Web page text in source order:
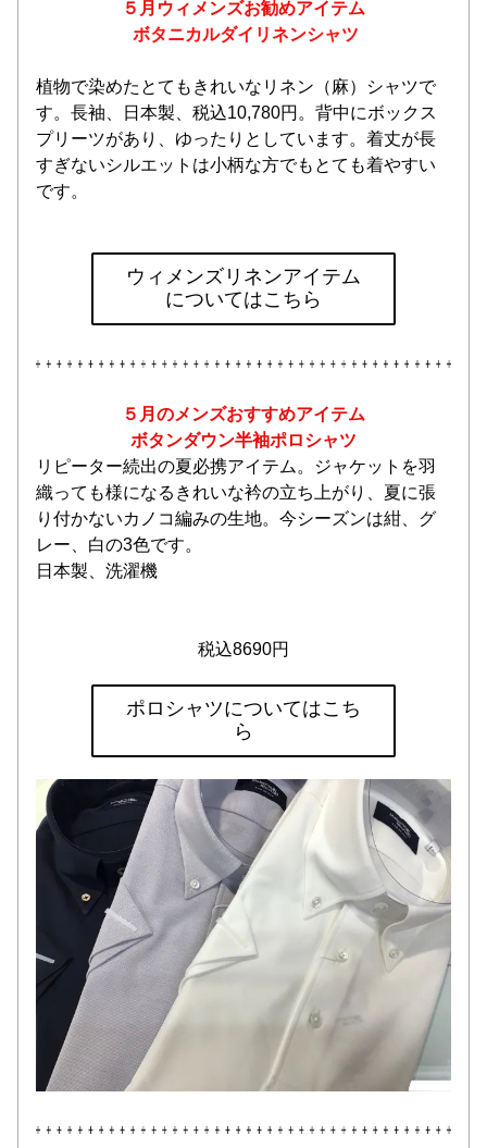
５月ウィメンズお勧めアイテム
ボタニカルダイリネンシャツ
植物で染めたとてもきれいなリネン（麻）シャツで
す。長袖、日本製、税込10,780円。背中にボックス
プリーツがあり、ゆったりとしています。着丈が長
すぎないシルエットは小柄な方でもとても着やすい
です。
ウィメンズリネンアイテム
についてはこちら
５月のメンズおすすめアイテム
ボタンダウン半袖ポロシャツ
リピーター続出の夏必携アイテム。ジャケットを羽
織っても様になるきれいな衿の立ち上がり、夏に張
り付かないカノコ編みの生地。今シーズンは紺、グ
レー、白の3色です。
日本製、洗濯機
税込8690円
ポロシャツについてはこち
ら